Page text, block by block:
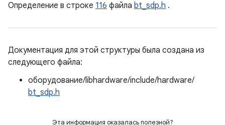
Определение в строке 116 файла bt_sdp.h .
Документация для этой структуры была создана из
следующего файла:
оборудование/libhardware/include/hardware/
bt_sdp.h
Эта информация оказалась полезной?